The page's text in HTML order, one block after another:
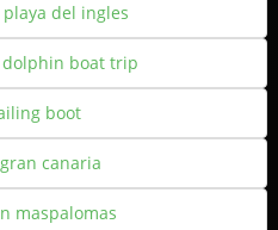
del ingles
dolphin boat trip
boot
canaria
maspalomas